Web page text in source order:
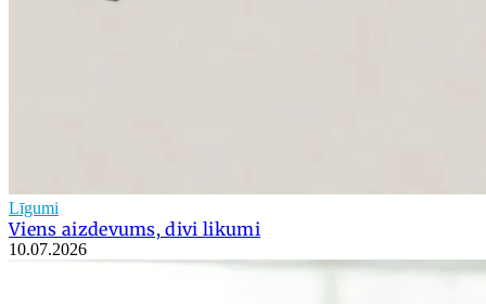
Līgumi
Viens aizdevums, divi likumi
10.07.2026